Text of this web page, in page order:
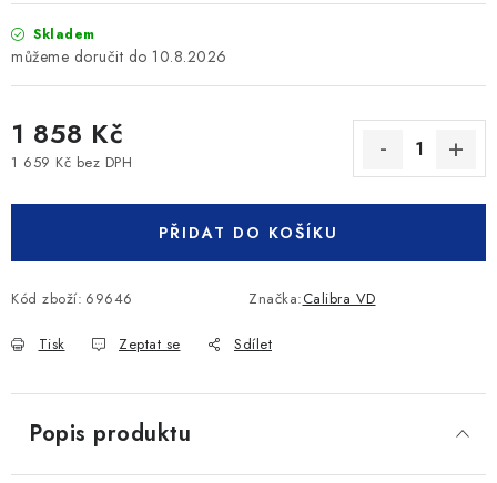
Skladem
10.8.2026
1 858 Kč
1 659 Kč bez DPH
PŘIDAT DO KOŠÍKU
Kód zboží: 69646 Značka:Calibra VD
Tisk Zeptat se Sdílet
Popis produktu